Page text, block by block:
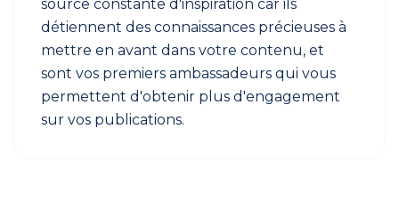
source constante d'inspiration car ils
détiennent des connaissances précieuses à
mettre en avant dans votre contenu, et
sont vos premiers ambassadeurs qui vous
permettent d'obtenir plus d'engagement
sur vos publications.